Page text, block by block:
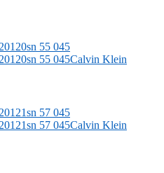
Calvin Klein
Calvin Klein